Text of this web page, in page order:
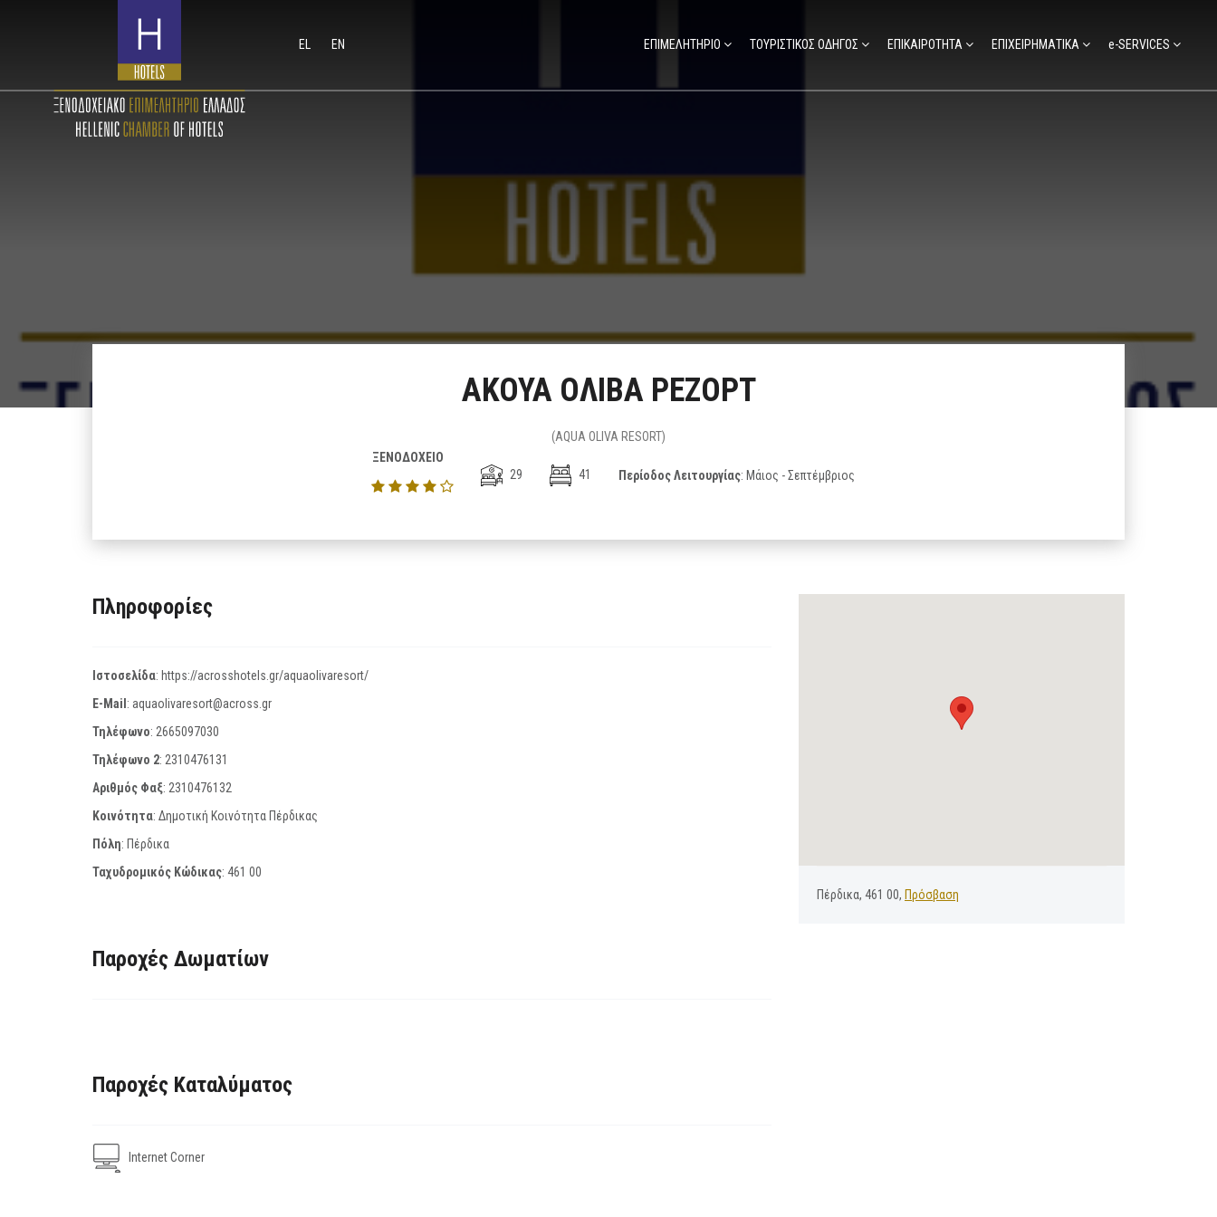
EL EN ΕΠΙΜΕΛΗΤΗΡΙΟ ΤΟΥΡΙΣΤΙΚΟΣ ΟΔΗΓΟΣ ΕΠΙΚΑΙΡΟΤΗΤΑ ΕΠΙΧΕΙΡΗΜΑΤΙΚΑ e-SERVICES
ΑΚΟΥΑ ΟΛΙΒΑ ΡΕΖΟΡΤ
(AQUA OLIVA RESORT)
ΞΕΝΟΔΟΧΕΙΟ
29
41 Περίοδος Λειτουργίας: Μάιος - Σεπτέμβριος
Πληροφορίες
Ιστοσελίδα: https://acrosshotels.gr/aquaolivaresort/
E-Mail : aquaolivaresort@across.gr
Τηλέφωνο: 2665097030
Τηλέφωνο 2: 2310476131
Αριθμός Φαξ: 2310476132
Κοινότητα: Δημοτική Κοινότητα Πέρδικας
Πόλη: Πέρδικα
Ταχυδρομικός Κώδικας: 461 00
Παροχές Δωματίων
Παροχές Καταλύματος
Internet Corner
Πέρδικα, 461 00, Πρόσβαση